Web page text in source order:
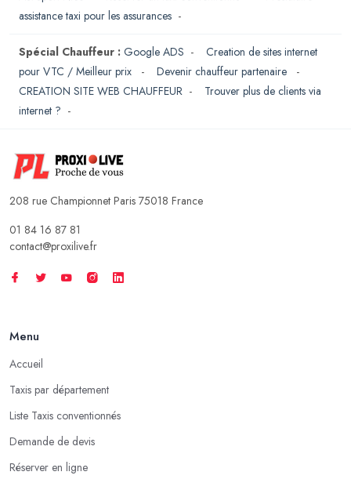
assistance taxi pour les assurances -
Spécial Chauffeur : Google ADS - Creation de sites internet
pour VTC / Meilleur prix
- Devenir chauffeur partenaire
-
CREATION SITE WEB CHAUFFEUR - Trouver plus de clients via
internet ? -
208 rue Championnet Paris 75018 France
01 84 16 87 81
contact@proxilive.fr
Menu
Accueil
Taxis par département
Liste Taxis conventionnés
Demande de devis
Réserver en ligne